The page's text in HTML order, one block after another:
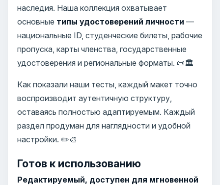
наследия. Наша коллекция охватывает
основные типы удостоверений личности —
национальные ID, студенческие билеты, рабочие
пропуска, карты членства, государственные
удостоверения и региональные форматы. 📜🏛️
Как показали наши тесты, каждый макет точно
воспроизводит аутентичную структуру,
оставаясь полностью адаптируемым. Каждый
раздел продуман для наглядности и удобной
настройки. ✏️🎨
Готов к использованию
Редактируемый, доступен для мгновенной